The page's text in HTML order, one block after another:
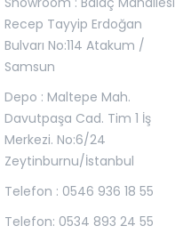
Recep Tayyip Erdoğan
Bulvarı No:114 Atakum /
Samsun
Depo : Maltepe Mah.
Davutpaşa Cad. Tim 1 İş
Merkezi. No:6/24
Zeytinburnu/İstanbul
Telefon : 0546 936 18 55
Telefon: 0534 893 24 55